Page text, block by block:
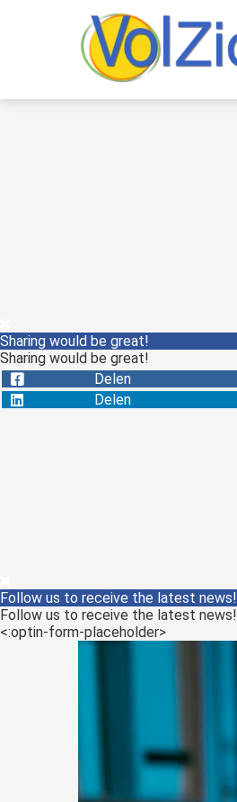
Sharing would be great!
Sharing would be great!
Delen
Delen
Follow us to receive the latest news!
Follow us to receive the latest news!
<:optin-form-placeholder>